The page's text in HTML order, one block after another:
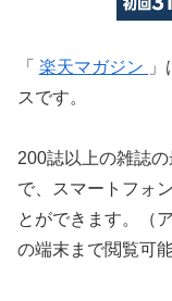
「 楽天マガジン
スです。
200誌以上の雑誌
で、スマートフォ
とができます。（
の端末まで閲覧可能